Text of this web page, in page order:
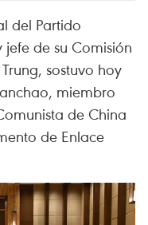
del Partido
de su Comisión
sostuvo hoy
miembro
de China
de Enlace